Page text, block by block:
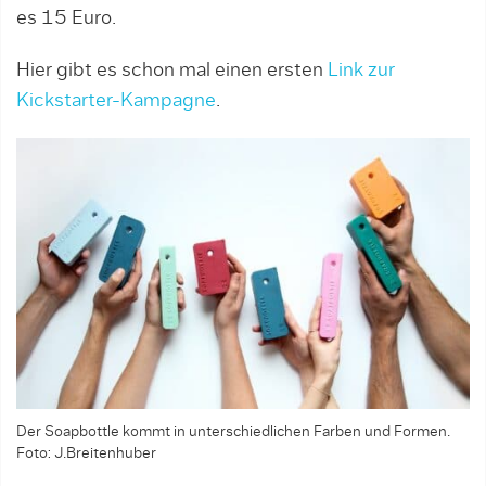
es 15 Euro.
Hier gibt es schon mal einen ersten Link zur
Kickstarter-Kampagne.
Der Soapbottle kommt in unterschiedlichen Farben und Formen.
Foto: J.Breitenhuber